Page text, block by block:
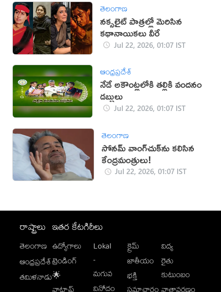
తెలంగాణ
నక్సలైట్ పాత్రల్లో మెరిసిన
కథానాయికలు వీరే
Jul 22, 2026, 01:07 IST
ఆంధ్రప్రదేశ్
నేడే అకౌంట్లలోకి తల్లికి వందనం
డబ్బులు
Jul 22, 2026, 01:07 IST
తెలంగాణ
సోనమ్ వాంగ్‌చుక్‌ను కలిసిన
కేంద్రమంత్రులు!
Jul 22, 2026, 01:07 IST
రాష్ట్రాలు
తెలంగాణ
ఆంధ్రప్రదేశ్
తమిళనాడు
ఇతర కేటగిరీలు
ఉద్యోగాలు
ట్రెండింగ్
🌟
Lokal
-
మగువ
వినోదం
క్రైమ్
జాతీయం
భక్తి
విద్య
రైతు
కుటుంబం